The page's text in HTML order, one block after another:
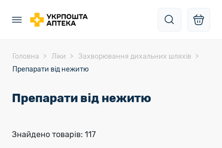
Головна Ліки
Захворювання дихальних шляхів
Препарати від нежитю
Препарати від нежитю
Знайдено товарів: 117